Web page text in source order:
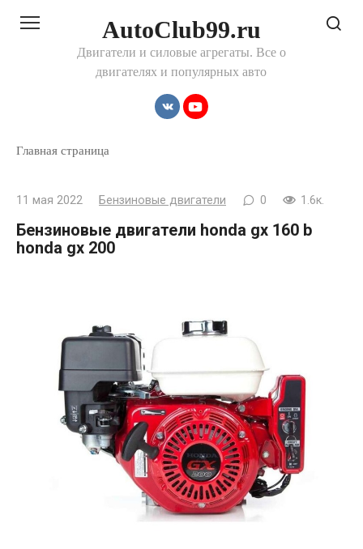
AutoClub99.ru
Двигатели и силовые агрегаты. Все о
двигателях и популярных авто
Главная страница
11 мая 2022 Бензиновые двигатели 0 1.6к.
Бензиновые двигатели honda gx 160 b
honda gx 200